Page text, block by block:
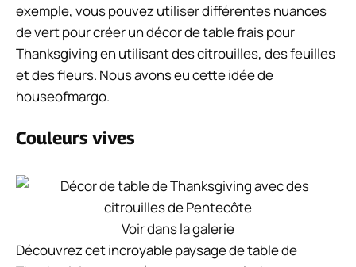
exemple, vous pouvez utiliser différentes nuances
de vert pour créer un décor de table frais pour
Thanksgiving en utilisant des citrouilles, des feuilles
et des fleurs. Nous avons eu cette idée de
houseofmargo.
Couleurs vives
Voir dans la galerie
Découvrez cet incroyable paysage de table de